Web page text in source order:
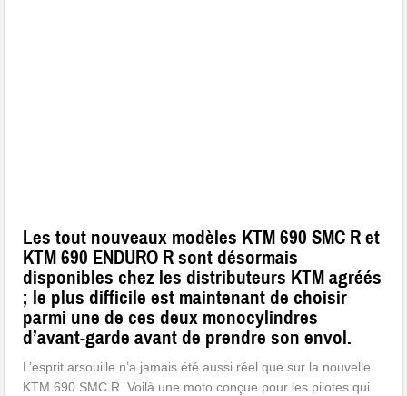
Les tout nouveaux modèles KTM 690 SMC R et
KTM 690 ENDURO R sont désormais
disponibles chez les distributeurs KTM agréés
; le plus difficile est maintenant de choisir
parmi une de ces deux monocylindres
d’avant-garde avant de prendre son envol.
L’esprit arsouille n’a jamais été aussi réel que sur la nouvelle
KTM 690 SMC R. Voilà une moto conçue pour les pilotes qui